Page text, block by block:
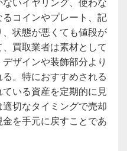
コインやプレート、記
状態が悪くても値段が
買取業者は素材として
ザインや装飾部分より
。特におすすめされる
いる資産を定期的に見
切なタイミングで売却
を手元に戻すことであ